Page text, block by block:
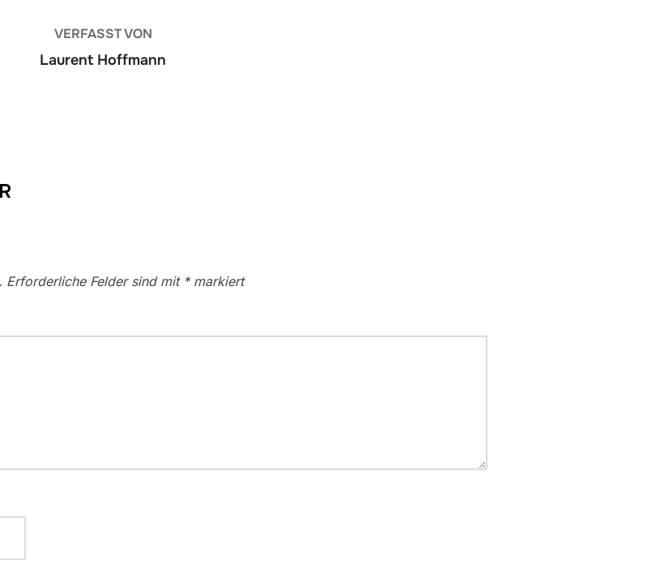
VERFASST VON
Laurent Hoffmann
Erforderliche Felder sind mit *markiert